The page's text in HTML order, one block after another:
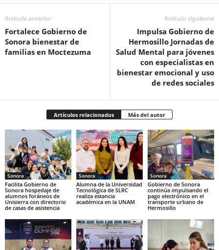
Artículo anterior
Fortalece Gobierno de
Sonora bienestar de
familias en Moctezuma
Artículo siguiente
Impulsa Gobierno de
Hermosillo Jornadas de
Salud Mental para jóvenes
con especialistas en
bienestar emocional y uso
de redes sociales
Artículos relacionados Más del autor
Sonora
Facilita Gobierno de
Sonora hospedaje de
alumnos foráneos de
Unisierra con directorio
de casas de asistencia
Sonora
Alumna de la Universidad
Tecnológica de SLRC
realiza estancia
académica en la UNAM
Sonora
Gobierno de Sonora
continúa impulsando el
pago electrónico en el
transporte urbano de
Hermosillo